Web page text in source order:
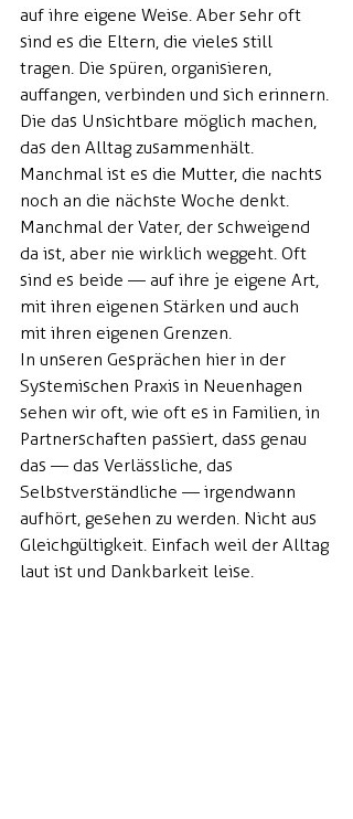
auf ihre eigene Weise. Aber sehr oft
sind es die Eltern, die vieles still
tragen. Die spüren, organisieren,
auffangen, verbinden und sich erinnern.
Die das Unsichtbare möglich machen,
das den Alltag zusammenhält.
Manchmal ist es die Mutter, die nachts
noch an die nächste Woche denkt.
Manchmal der Vater, der schweigend
da ist, aber nie wirklich weggeht. Oft
sind es beide — auf ihre je eigene Art,
mit ihren eigenen Stärken und auch
mit ihren eigenen Grenzen.
In unseren Gesprächen hier in der
Systemischen Praxis in Neuenhagen
sehen wir oft, wie oft es in Familien, in
Partnerschaften passiert, dass genau
das — das Verlässliche, das
Selbstverständliche — irgendwann
aufhört, gesehen zu werden. Nicht aus
Gleichgültigkeit. Einfach weil der Alltag
laut ist und Dankbarkeit leise.